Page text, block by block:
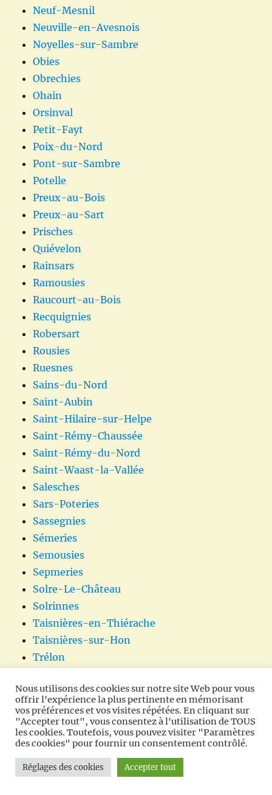
Neuf-Mesnil
Neuville-en-Avesnois
Noyelles-sur-Sambre
Obies
Obrechies
Ohain
Orsinval
Petit-Fayt
Poix-du-Nord
Pont-sur-Sambre
Potelle
Preux-au-Bois
Preux-au-Sart
Prisches
Quiévelon
Rainsars
Ramousies
Raucourt-au-Bois
Recquignies
Robersart
Rousies
Ruesnes
Sains-du-Nord
Saint-Aubin
Saint-Hilaire-sur-Helpe
Saint-Rémy-Chaussée
Saint-Rémy-du-Nord
Saint-Waast-la-Vallée
Salesches
Sars-Poteries
Sassegnies
Sémeries
Semousies
Sepmeries
Solre-Le-Château
Solrinnes
Taisnières-en-Thiérache
Taisnières-sur-Hon
Trélon
Vieux-Mesnil
Vieux-Reng
Villereau
Villers-Pol
Villers-Sire-Nicole
Wallers-en-Fagne
Nous utilisons des cookies sur notre site Web pour vous
offrir l'expérience la plus pertinente en mémorisant
vos préférences et vos visites répétées. En cliquant sur
"Accepter tout", vous consentez à l'utilisation de TOUS
les cookies. Toutefois, vous pouvez visiter "Paramètres
des cookies" pour fournir un consentement contrôlé.
Réglages des cookies Accepter tout